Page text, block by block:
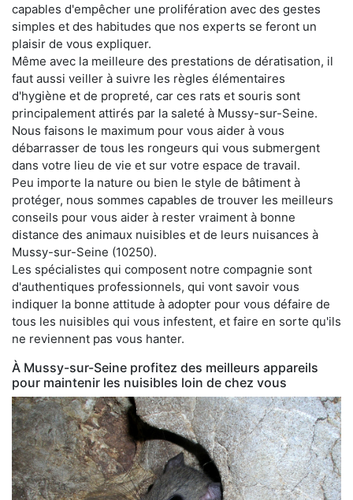
capables d'empêcher une prolifération avec des gestes
simples et des habitudes que nos experts se feront un
plaisir de vous expliquer.
Même avec la meilleure des prestations de dératisation, il
faut aussi veiller à suivre les règles élémentaires
d'hygiène et de propreté, car ces rats et souris sont
principalement attirés par la saleté à Mussy-sur-Seine.
Nous faisons le maximum pour vous aider à vous
débarrasser de tous les rongeurs qui vous submergent
dans votre lieu de vie et sur votre espace de travail.
Peu importe la nature ou bien le style de bâtiment à
protéger, nous sommes capables de trouver les meilleurs
conseils pour vous aider à rester vraiment à bonne
distance des animaux nuisibles et de leurs nuisances à
Mussy-sur-Seine (10250).
Les spécialistes qui composent notre compagnie sont
d'authentiques professionnels, qui vont savoir vous
indiquer la bonne attitude à adopter pour vous défaire de
tous les nuisibles qui vous infestent, et faire en sorte qu'ils
ne reviennent pas vous hanter.
À Mussy-sur-Seine profitez des meilleurs appareils
pour maintenir les nuisibles loin de chez vous